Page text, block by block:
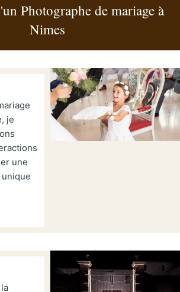
Photographe de mariage à
Nimes
je
une